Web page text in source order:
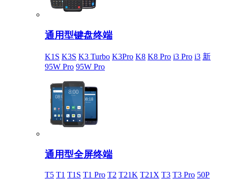
通用型键盘终端
K1S K3S K3 Turbo K3Pro K8 K8 Pro i3 Pro i3 新
95W Pro 95W Pro
通用型全屏终端
T5 T1 T1S T1 Pro T2 T21K T21X T3 T3 Pro 50P